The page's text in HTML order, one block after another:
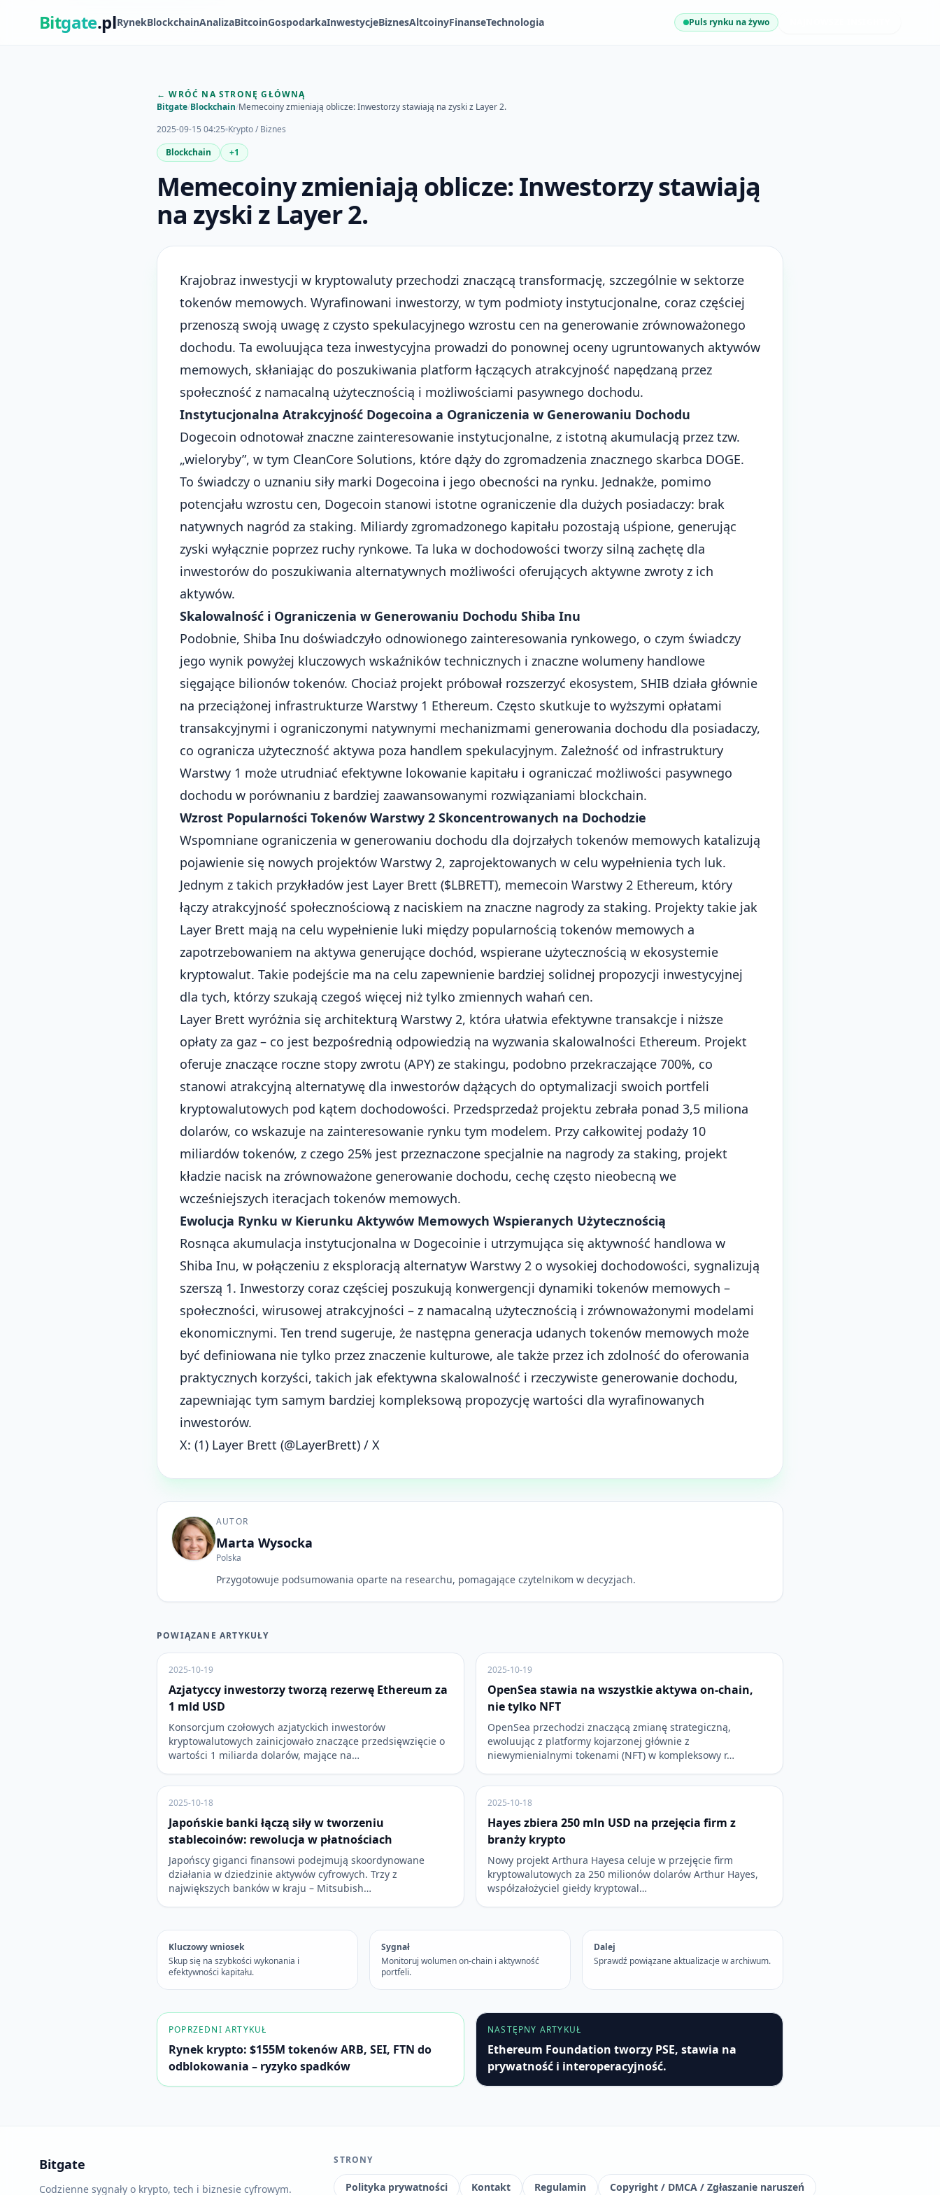
Bitgate.plRynekBlockchainAnalizaBitcoinGospodarkaInwestycjeBiznesAltcoinyFinanseTechnologia Puls rynku na żywo
← WRÓĆ NA STRONĘ GŁÓWNĄ
Bitgate/Blockchain/Memecoiny zmieniają oblicze: Inwestorzy stawiają na zyski z Layer 2.
2025-09-15 04:25 Krypto / Biznes
Blockchain
+1
Memecoiny zmieniają oblicze: Inwestorzy stawiają
na zyski z Layer 2.
Krajobraz inwestycji w kryptowaluty przechodzi znaczącą transformację, szczególnie w sektorze
tokenów memowych. Wyrafinowani inwestorzy, w tym podmioty instytucjonalne, coraz częściej
przenoszą swoją uwagę z czysto spekulacyjnego wzrostu cen na generowanie zrównoważonego
dochodu. Ta ewoluująca teza inwestycyjna prowadzi do ponownej oceny ugruntowanych aktywów
memowych, skłaniając do poszukiwania platform łączących atrakcyjność napędzaną przez
społeczność z namacalną użytecznością i możliwościami pasywnego dochodu.
Instytucjonalna Atrakcyjność Dogecoina a Ograniczenia w Generowaniu Dochodu
Dogecoin odnotował znaczne zainteresowanie instytucjonalne, z istotną akumulacją przez tzw.
„wieloryby”, w tym CleanCore Solutions, które dąży do zgromadzenia znacznego skarbca DOGE.
To świadczy o uznaniu siły marki Dogecoina i jego obecności na rynku. Jednakże, pomimo
potencjału wzrostu cen, Dogecoin stanowi istotne ograniczenie dla dużych posiadaczy: brak
natywnych nagród za staking. Miliardy zgromadzonego kapitału pozostają uśpione, generując
zyski wyłącznie poprzez ruchy rynkowe. Ta luka w dochodowości tworzy silną zachętę dla
inwestorów do poszukiwania alternatywnych możliwości oferujących aktywne zwroty z ich
aktywów.
Skalowalność i Ograniczenia w Generowaniu Dochodu Shiba Inu
Podobnie, Shiba Inu doświadczyło odnowionego zainteresowania rynkowego, o czym świadczy
jego wynik powyżej kluczowych wskaźników technicznych i znaczne wolumeny handlowe
sięgające bilionów tokenów. Chociaż projekt próbował rozszerzyć ekosystem, SHIB działa głównie
na przeciążonej infrastrukturze Warstwy 1 Ethereum. Często skutkuje to wyższymi opłatami
transakcyjnymi i ograniczonymi natywnymi mechanizmami generowania dochodu dla posiadaczy,
co ogranicza użyteczność aktywa poza handlem spekulacyjnym. Zależność od infrastruktury
Warstwy 1 może utrudniać efektywne lokowanie kapitału i ograniczać możliwości pasywnego
dochodu w porównaniu z bardziej zaawansowanymi rozwiązaniami blockchain.
Wzrost Popularności Tokenów Warstwy 2 Skoncentrowanych na Dochodzie
Wspomniane ograniczenia w generowaniu dochodu dla dojrzałych tokenów memowych katalizują
pojawienie się nowych projektów Warstwy 2, zaprojektowanych w celu wypełnienia tych luk.
Jednym z takich przykładów jest Layer Brett ($LBRETT), memecoin Warstwy 2 Ethereum, który
łączy atrakcyjność społecznościową z naciskiem na znaczne nagrody za staking. Projekty takie jak
Layer Brett mają na celu wypełnienie luki między popularnością tokenów memowych a
zapotrzebowaniem na aktywa generujące dochód, wspierane użytecznością w ekosystemie
kryptowalut. Takie podejście ma na celu zapewnienie bardziej solidnej propozycji inwestycyjnej
dla tych, którzy szukają czegoś więcej niż tylko zmiennych wahań cen.
Layer Brett wyróżnia się architekturą Warstwy 2, która ułatwia efektywne transakcje i niższe
opłaty za gaz – co jest bezpośrednią odpowiedzią na wyzwania skalowalności Ethereum. Projekt
oferuje znaczące roczne stopy zwrotu (APY) ze stakingu, podobno przekraczające 700%, co
stanowi atrakcyjną alternatywę dla inwestorów dążących do optymalizacji swoich portfeli
kryptowalutowych pod kątem dochodowości. Przedsprzedaż projektu zebrała ponad 3,5 miliona
dolarów, co wskazuje na zainteresowanie rynku tym modelem. Przy całkowitej podaży 10
miliardów tokenów, z czego 25% jest przeznaczone specjalnie na nagrody za staking, projekt
kładzie nacisk na zrównoważone generowanie dochodu, cechę często nieobecną we
wcześniejszych iteracjach tokenów memowych.
Ewolucja Rynku w Kierunku Aktywów Memowych Wspieranych Użytecznością
Rosnąca akumulacja instytucjonalna w Dogecoinie i utrzymująca się aktywność handlowa w
Shiba Inu, w połączeniu z eksploracją alternatyw Warstwy 2 o wysokiej dochodowości, sygnalizują
szerszą 1. Inwestorzy coraz częściej poszukują konwergencji dynamiki tokenów memowych –
społeczności, wirusowej atrakcyjności – z namacalną użytecznością i zrównoważonymi modelami
ekonomicznymi. Ten trend sugeruje, że następna generacja udanych tokenów memowych może
być definiowana nie tylko przez znaczenie kulturowe, ale także przez ich zdolność do oferowania
praktycznych korzyści, takich jak efektywna skalowalność i rzeczywiste generowanie dochodu,
zapewniając tym samym bardziej kompleksową propozycję wartości dla wyrafinowanych
inwestorów.
X: (1) Layer Brett (@LayerBrett) / X
AUTOR
Marta Wysocka
Polska
Przygotowuje podsumowania oparte na researchu, pomagające czytelnikom w decyzjach.
POWIĄZANE ARTYKUŁY
2025-10-19
Azjatyccy inwestorzy tworzą rezerwę Ethereum za
1 mld USD
Konsorcjum czołowych azjatyckich inwestorów
kryptowalutowych zainicjowało znaczące przedsięwzięcie o
wartości 1 miliarda dolarów, mające na…
2025-10-19
OpenSea stawia na wszystkie aktywa on-chain,
nie tylko NFT
OpenSea przechodzi znaczącą zmianę strategiczną,
ewoluując z platformy kojarzonej głównie z
niewymienialnymi tokenami (NFT) w kompleksowy r…
2025-10-18
Japońskie banki łączą siły w tworzeniu
stablecoinów: rewolucja w płatnościach
Japońscy giganci finansowi podejmują skoordynowane
działania w dziedzinie aktywów cyfrowych. Trzy z
największych banków w kraju – Mitsubish…
2025-10-18
Hayes zbiera 250 mln USD na przejęcia firm z
branży krypto
Nowy projekt Arthura Hayesa celuje w przejęcie firm
kryptowalutowych za 250 milionów dolarów Arthur Hayes,
współzałożyciel giełdy kryptowal…
Kluczowy wniosek
Skup się na szybkości wykonania i
efektywności kapitału.
Sygnał
Monitoruj wolumen on-chain i aktywność
portfeli.
Dalej
Sprawdź powiązane aktualizacje w archiwum.
POPRZEDNI ARTYKUŁ
Rynek krypto: $155M tokenów ARB, SEI, FTN do
odblokowania – ryzyko spadków
NASTĘPNY ARTYKUŁ
Ethereum Foundation tworzy PSE, stawia na
prywatność i interoperacyjność.
Bitgate
Codzienne sygnały o krypto, tech i biznesie cyfrowym.
STRONY
Polityka prywatności Kontakt Regulamin Copyright / DMCA / Zgłaszanie naruszeń